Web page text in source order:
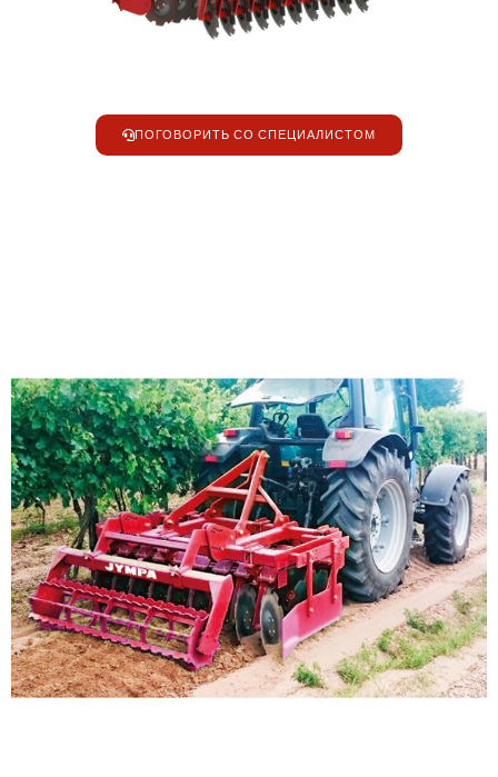
ПОГОВОРИТЬ СО СПЕЦИАЛИСТОМ